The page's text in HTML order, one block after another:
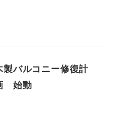
製バルコニー修復計
始動